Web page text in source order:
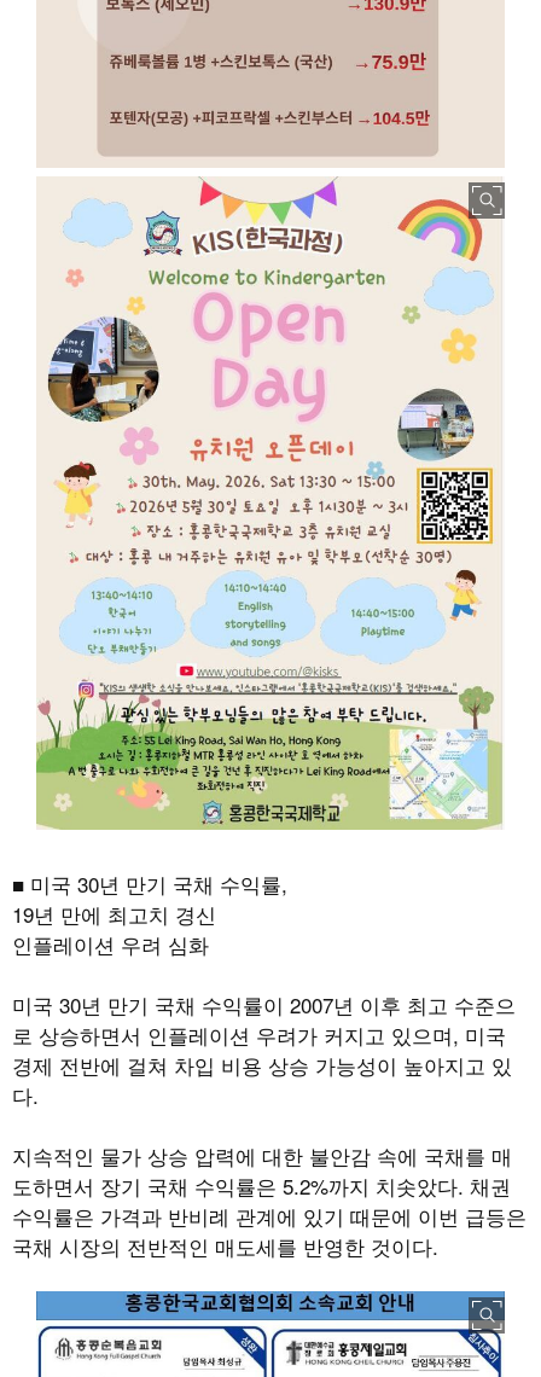
■ 미국 30년 만기 국채 수익률,
19년 만에 최고치 경신
인플레이션 우려 심화
미국 30년 만기 국채 수익률이 2007년 이후 최고 수준으
로 상승하면서 인플레이션 우려가 커지고 있으며, 미국
경제 전반에 걸쳐 차입 비용 상승 가능성이 높아지고 있
다.
지속적인 물가 상승 압력에 대한 불안감 속에 국채를 매
도하면서 장기 국채 수익률은 5.2%까지 치솟았다. 채권
수익률은 가격과 반비례 관계에 있기 때문에 이번 급등은
국채 시장의 전반적인 매도세를 반영한 것이다.